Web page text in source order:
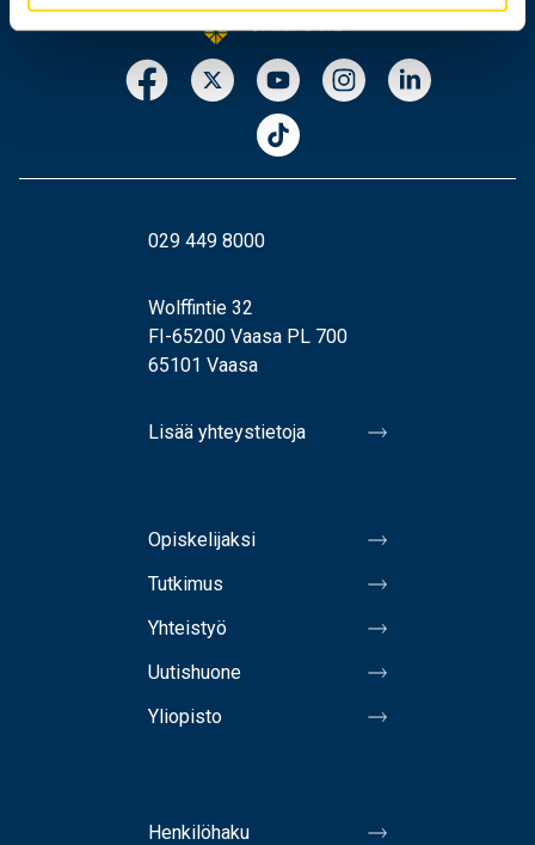
029 449 8000
Wolffintie 32
FI-65200 Vaasa PL 700
65101 Vaasa
Lisää yhteystietoja
Opiskelijaksi
Tutkimus
Yhteistyö
Uutishuone
Yliopisto
Henkilöhaku